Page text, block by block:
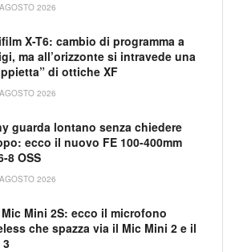
2026
X-T6: cambio di programma a
ma all’orizzonte si intravede una
di ottiche XF
2026
guarda lontano senza chiedere
ecco il nuovo FE 100-400mm
8 OSS
2026
Mic Mini 2S: ecco il microfono
che spazza via il Mic Mini 2 e il
3